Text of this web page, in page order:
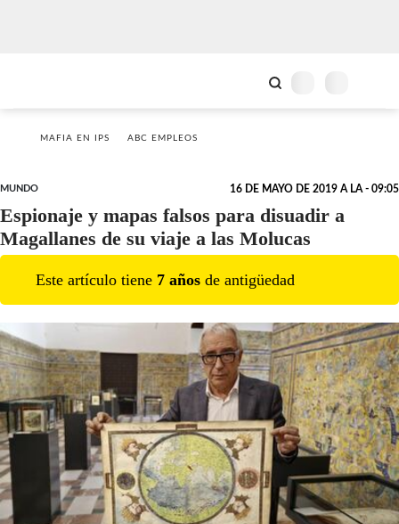
MAFIA EN IPS ABC EMPLEOS
MUNDO 16 DE MAYO DE 2019 A LA - 09:05
Espionaje y mapas falsos para disuadir a
Magallanes de su viaje a las Molucas
Este artículo tiene 7 años de antigüedad